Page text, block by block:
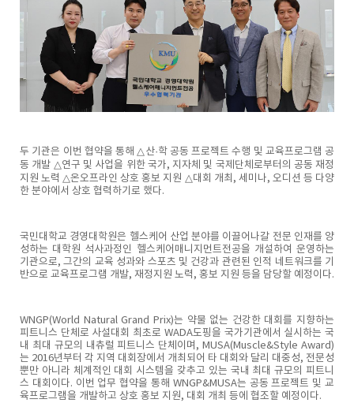
두 기관은 이번 협약을 통해 △산·학 공동 프로젝트 수행 및 교육프로그램 공
동 개발 △연구 및 사업을 위한 국가, 지자체 및 국제단체로부터의 공동 재정
지원 노력 △온오프라인 상호 홍보 지원 △대회 개최, 세미나, 오디션 등 다양
한 분야에서 상호 협력하기로 했다.
국민대학교 경영대학원은 헬스케어 산업 분야를 이끌어나갈 전문 인재를 양
성하는 대학원 석사과정인 헬스케어매니지먼트전공을 개설하여 운영하는
기관으로, 그간의 교육 성과와 스포츠 및 건강과 관련된 인적 네트워크를 기
반으로 교육프로그램 개발, 재정지원 노력, 홍보 지원 등을 담당할 예정이다.
WNGP(World Natural Grand Prix)는 약물 없는 건강한 대회를 지향하는
피트니스 단체로 사설대회 최초로 WADA도핑을 국가기관에서 실시하는 국
내 최대 규모의 내츄럴 피트니스 단체이며, MUSA(Muscle&Style Award)
는 2016년부터 각 지역 대회장에서 개최되어 타 대회와 달리 대중성, 전문성
뿐만 아니라 체계적인 대회 시스템을 갖추고 있는 국내 최대 규모의 피트니
스 대회이다. 이번 업무 협약을 통해 WNGP&MUSA는 공동 프로젝트 및 교
육프로그램을 개발하고 상호 홍보 지원, 대회 개최 등에 협조할 예정이다.